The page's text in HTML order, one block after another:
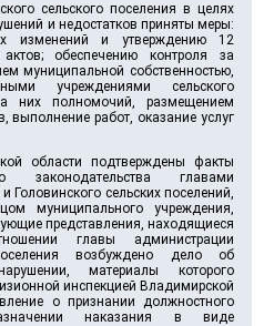
сельского поселения в целях
и недостатков приняты меры:
изменений и утверждению 12
обеспечению контроля за
муниципальной собственностью,
учреждениями сельского
них полномочий, размещением
выполнение работ, оказание услуг
области подтверждены факты
законодательства главами
Головинского сельских поселений,
муниципального учреждения,
представления, находящиеся
главы администрации
возбуждено дело об
материалы которого
инспекцией Владимирской
о признании должностного
наказания в виде